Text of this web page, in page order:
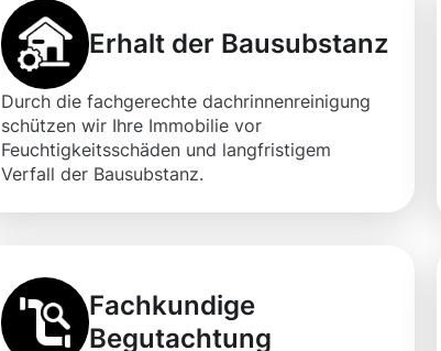
Erhalt der Bausubstanz
Durch die fachgerechte dachrinnenreinigung
schützen wir Ihre Immobilie vor
Feuchtigkeitsschäden und langfristigem
Verfall der Bausubstanz.
Fachkundige
Begutachtung